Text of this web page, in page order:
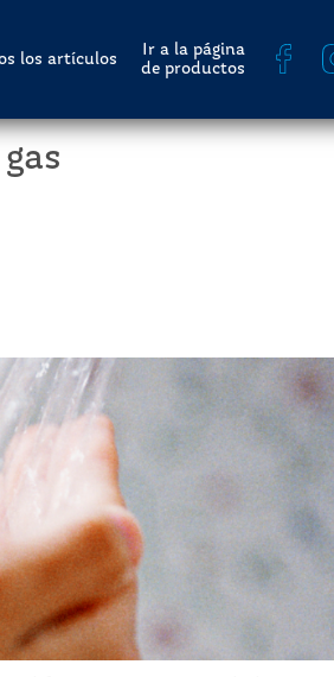
los artículos
Ir a la página
de productos